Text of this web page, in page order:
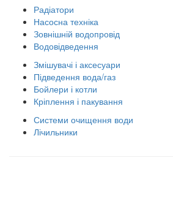
Радіатори
Насосна техніка
Зовнішній водопровід
Водовідведення
Змішувачі і аксесуари
Підведення вода/газ
Бойлери і котли
Кріплення і пакування
Системи очищення води
Лічильники